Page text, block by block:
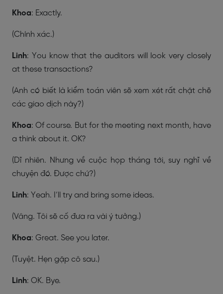
Khoa: Exactly.
(Chính xác.)
Linh: You know that the auditors will look very closely
at these transactions?
(Anh có biết là kiểm toán viên sẽ xem xét rất chặt chẽ
các giao dịch này?)
Khoa: Of course. But for the meeting next month, have
a think about it. OK?
(Dĩ nhiên. Nhưng về cuộc họp tháng tới, suy nghĩ về
chuyện đó. Được chứ?)
Linh: Yeah. I’ll try and bring some ideas.
(Vâng. Tôi sẽ cố đưa ra vài ý tưởng.)
Khoa: Great. See you later.
(Tuyệt. Hẹn gặp cô sau.)
Linh: OK. Bye.